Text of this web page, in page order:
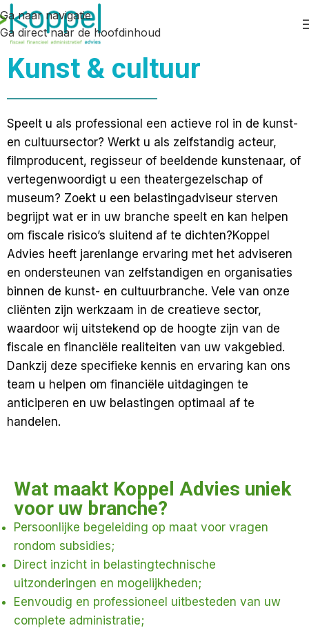
Ga naar navigatie
Ga direct naar de hoofdinhoud
Kunst & cultuur
Speelt u als professional een actieve rol in de kunst-
en cultuursector? Werkt u als zelfstandig acteur,
filmproducent, regisseur of beeldende kunstenaar, of
vertegenwoordigt u een theatergezelschap of
museum? Zoekt u een belastingadviseur sterven
begrijpt wat er in uw branche speelt en kan helpen
om fiscale risico’s sluitend af te dichten?Koppel
Advies heeft jarenlange ervaring met het adviseren
en ondersteunen van zelfstandigen en organisaties
binnen de kunst- en cultuurbranche. Vele van onze
cliënten zijn werkzaam in de creatieve sector,
waardoor wij uitstekend op de hoogte zijn van de
fiscale en financiële realiteiten van uw vakgebied.
Dankzij deze specifieke kennis en ervaring kan ons
team u helpen om financiële uitdagingen te
anticiperen en uw belastingen optimaal af te
handelen.
Wat maakt Koppel Advies uniek
voor uw branche?
Persoonlijke begeleiding op maat voor vragen
rondom subsidies;
Direct inzicht in belastingtechnische
uitzonderingen en mogelijkheden;
Eenvoudig en professioneel uitbesteden van uw
complete administratie;